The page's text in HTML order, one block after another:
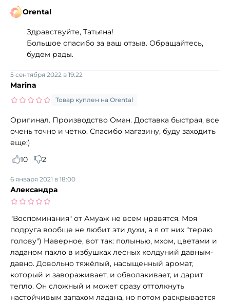
Orental
Здравствуйте, Татьяна!
Большое спасибо за ваш отзыв. Обращайтесь,
будем рады.
Marina
5 сентября 2022 в 19:22
Товар куплен на Orental
Оригинал. Производство Оман. Доставка быстрая, все
очень точно и чётко. Спасибо магазину, буду заходить
еще:)
10
2
Александра
6 января 2021 в 18:00
"Воспоминания" от Амуаж не всем нравятся. Моя
подруга вообще не любит эти духи, а я от них "теряю
голову") Наверное, вот так: полынью, мхом, цветами и
ладаном пахло в избушках лесных колдуний давным-
давно. Довольно тяжёлый, насыщенный аромат,
который и завораживает, и обволакивает, и дарит
тепло. Он сложный и может сразу оттолкнуть
настойчивым запахом ладана, но потом раскрывается